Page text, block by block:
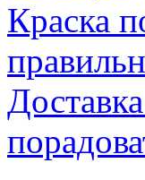
Краска